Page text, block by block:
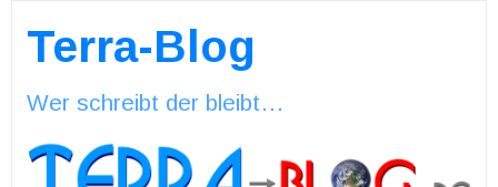
Terra-Blog
Wer schreibt der bleibt…